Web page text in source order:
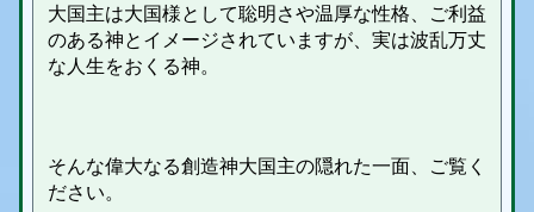
大国主は大国様として聡明さや温厚な性格、ご利益
のある神とイメージされていますが、実は波乱万丈
な人生をおくる神。
そんな偉大なる創造神大国主の隠れた一面、ご覧く
ださい。